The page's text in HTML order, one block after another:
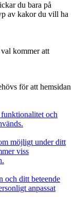
du bara på
av kakor du vill ha
kommer att
för att hemsidan
och
möjligt under ditt
viss
och ditt beteende
anpassat